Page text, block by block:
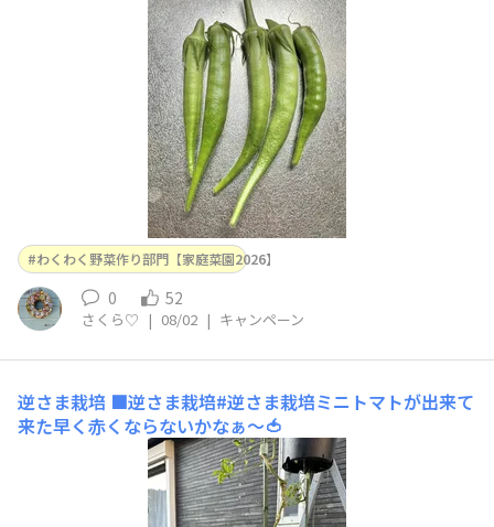
わくわく野菜作り部門【家庭菜園2026】
0 52
さくら♡ | 08/02 | キャンペーン
逆さま栽培 ■逆さま栽培#逆さま栽培ミニトマトが出来て
来た早く赤くならないかなぁ〜🍅